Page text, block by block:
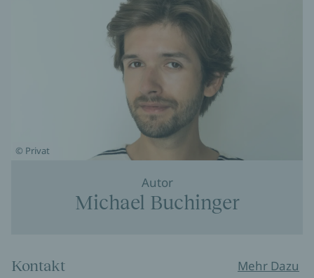
© Privat
Autor
Michael Buchinger
Kontakt Mehr Dazu